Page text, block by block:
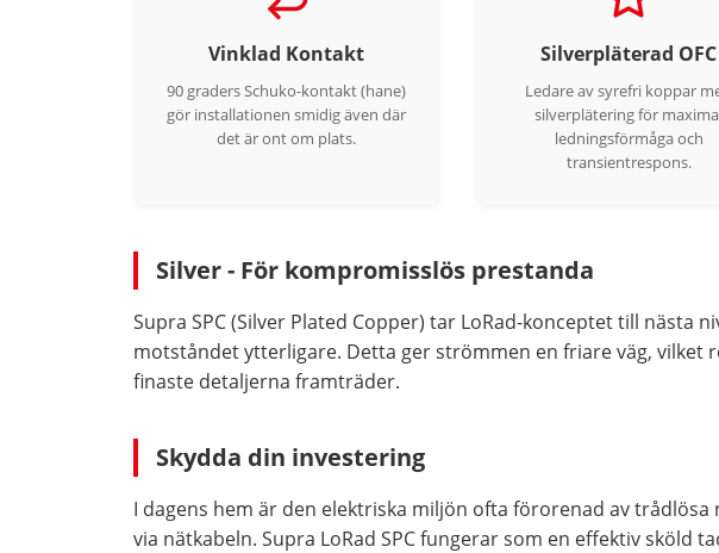
Vinklad Kontakt
90 graders Schuko-kontakt (hane)
gör installationen smidig även där
det är ont om plats.
Silverpläterad OFC
Ledare av syrefri koppar
silverplätering för
ledningsförmåga och
transientrespons.
Silver - För kompromisslös prestanda
Supra SPC (Silver Plated Copper) tar LoRad-konceptet till
motståndet ytterligare. Detta ger strömmen en friare väg,
finaste detaljerna framträder.
Skydda din investering
I dagens hem är den elektriska miljön ofta förorenad av
via nätkabeln. Supra LoRad SPC fungerar som en effektiv sköld